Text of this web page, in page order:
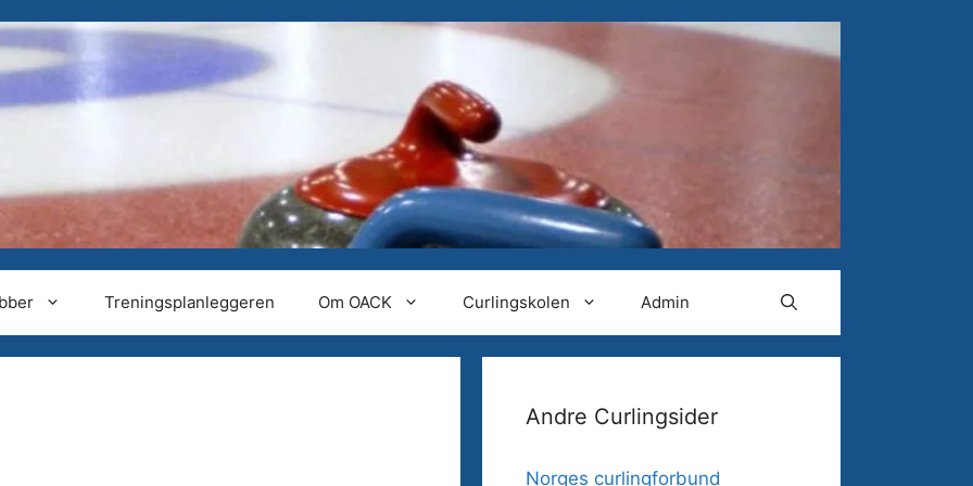
Treningsplanleggeren Om OACK Curlingskolen Admin
Andre Curlingsider
Norges curlingforbund